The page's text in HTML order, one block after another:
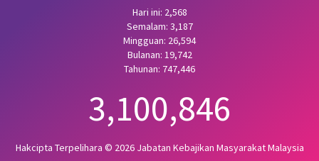
Hari ini: 2,568
Semalam: 3,187
Mingguan: 26,594
Bulanan: 19,742
Tahunan: 747,446
3,100,846
Hakcipta Terpelihara © 2026 Jabatan Kebajikan Masyarakat Malaysia